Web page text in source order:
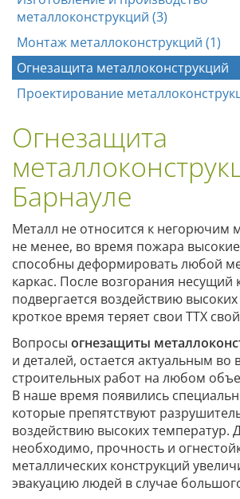
металлоконструкций (3)
Монтаж металлоконструкций (1)
Огнезащита металлоконструкций
Проектирование
Огнезащита
Барнауле
Металл не относится к негорючим
не менее, во время пожара
способны деформировать любой
каркас. После возгорания несущий
подвергается воздействию
кроткое время теряет свои ТТХ
Вопросы огнезащиты
и деталей, остается актуальным во
строительных работ на любом
В наше время появились
которые препятствуют
воздействию высоких температур.
необходимо, прочность и
металлических конструкций
эвакуацию людей в случае